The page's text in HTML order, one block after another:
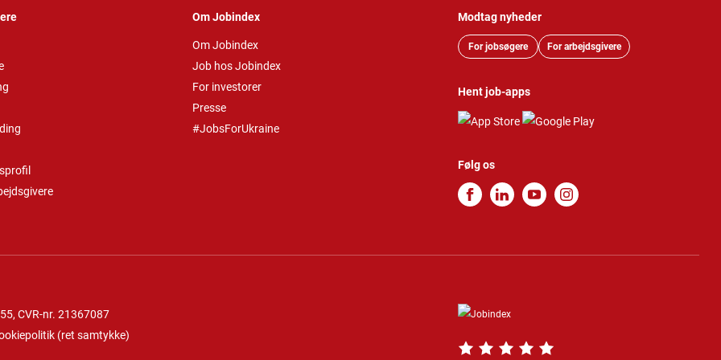
Om Jobindex
Om Jobindex
Job hos Jobindex
For investorer
Presse
#JobsForUkraine
Modtag nyheder
For jobsøgere For arbejdsgivere
Hent job-apps
Følg os
, CVR-nr. 21367087
(ret samtykke)